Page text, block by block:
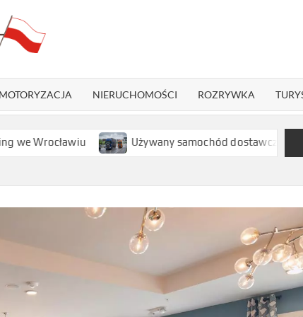
MOTORYZACJA NIERUCHOMOŚCI ROZRYWKA
Używany samochód dostawczy – inwestycja,